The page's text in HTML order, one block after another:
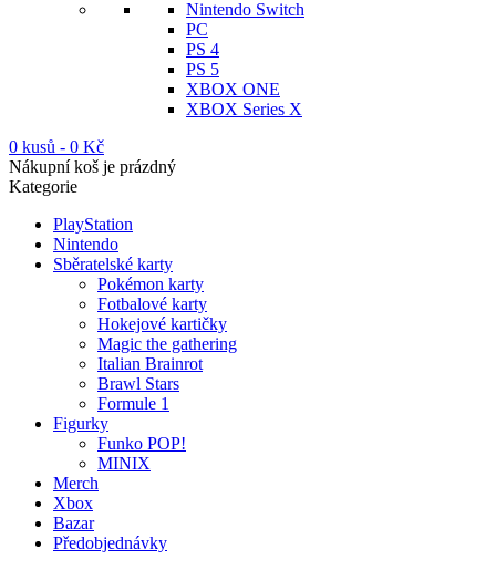
Nintendo Switch
PC
PS 4
PS 5
XBOX ONE
XBOX Series X
0 kusů - 0 Kč
Nákupní koš je prázdný
Kategorie
PlayStation
Nintendo
Sběratelské karty
Pokémon karty
Fotbalové karty
Hokejové kartičky
Magic the gathering
Italian Brainrot
Brawl Stars
Formule 1
Figurky
Funko POP!
MINIX
Merch
Xbox
Bazar
Předobjednávky